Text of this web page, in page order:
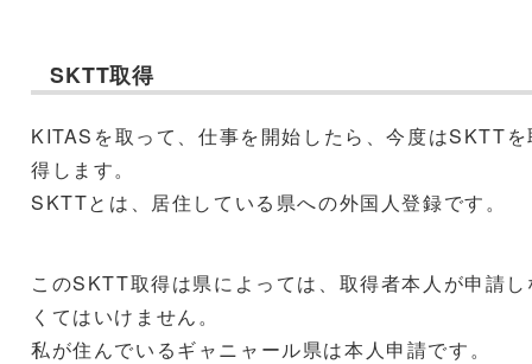
SKTT取得
KITASを取って、仕事を開始したら、今度はSKTTを
得します。
SKTTとは、居住している県への外国人登録です。
このSKTT取得は県によっては、取得者本人が申請し
くてはいけません。
私が住んでいるギャニャール県は本人申請です。